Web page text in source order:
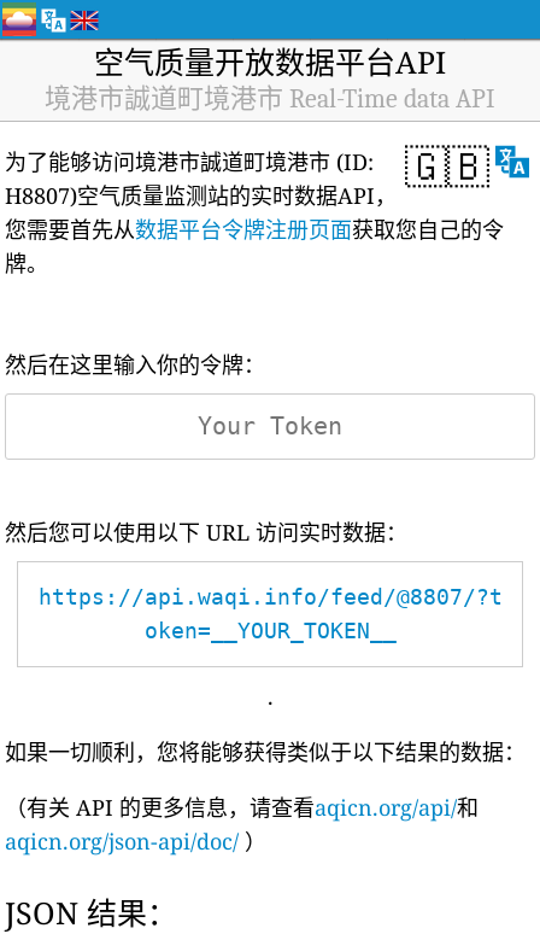
空气质量开放数据平台API
境港市誠道町境港市 Real-Time data API
🇬🇧
为了能够访问境港市誠道町境港市 (ID:
H8807)空气质量监测站的实时数据API，
您需要首先从数据平台令牌注册页面获取您自己的令
牌。
然后在这里输入你的令牌：
然后您可以使用以下 URL 访问实时数据：
https://api.waqi.info/feed/@8807/?t
oken=__YOUR_TOKEN__
.
如果一切顺利，您将能够获得类似于以下结果的数据：
（有关 API 的更多信息，请查看aqicn.org/api/和
aqicn.org/json-api/doc/ ）
JSON 结果：